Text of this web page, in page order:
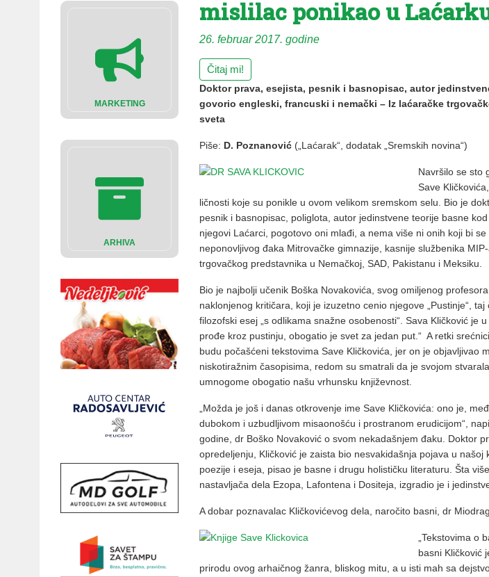
MARKETING
ARHIVA
mislilac ponikao u
26. februar 2017. godine
Čitaj mi!
Doktor prava, esejista, pesnik i basnopisac, autor
govorio engleski, francuski i nemački – Iz laćaračke
sveta
Piše: D. Poznanović („Laćarak“, dodatak „Sremskih novina“)
Navršilo se sto
Save
ličnosti koje su ponikle u ovom velikom sremskom selu. Bio je
pesnik i basnopisac, poliglota, autor jedinstvene teorije basne
njegovi Laćarci, pogotovo oni mlađi, a nema više ni onih koji bi se
neponovljivog đaka Mitrovačke gimnazije, kasnije službenika
trgovačkog predstavnika u Nemačkoj, SAD, Pakistanu i Meksiku.
Bio je najbolji učenik Boška Novakovića, svog omiljenog
naklonjenog kritičara, koji je izuzetno cenio njegove „Pustinje“,
filozofski esej „s odlikama snažne osobenosti“. Sava Kličković je
prođe kroz pustinju, obogatio je svet za jedan put.“ A retki
budu počašćeni tekstovima Save Kličkovića, jer on je objavljivao
niskotiražnim časopisima, redom su smatrali da je svojom
umnogome obogatio našu vrhunsku književnost.
„Možda je još i danas otkrovenje ime Save Kličkovića: ono je,
dubokom i uzbudljivom misaonošću i prostranom erudicijom“,
godine, dr Boško Novaković o svom nekadašnjem đaku. Doktor
opredeljenju, Kličković je zaista bio nesvakidašnja pojava u našoj
poezije i eseja, pisao je basne i drugu holističku literaturu. Šta
nastavljača dela Ezopa, Lafontena i Dositeja, izgradio je i
A dobar poznavalac Kličkovićevog dela, naročito basni, dr
„Tekstovima o
basni Kličković
prirodu ovog arhaičnog žanra, bliskog mitu, a u isti mah sa